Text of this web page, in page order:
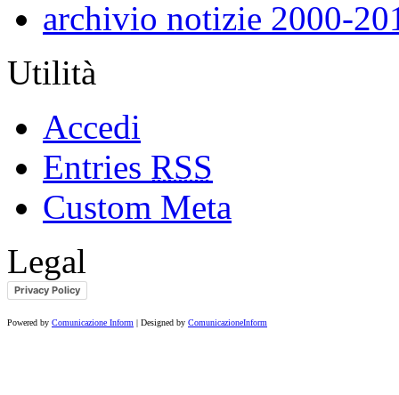
archivio notizie 2000-
Utilità
Accedi
Entries RSS
Custom Meta
Legal
Privacy Policy
Powered by Comunicazione Inform | Designed by ComunicazioneInform